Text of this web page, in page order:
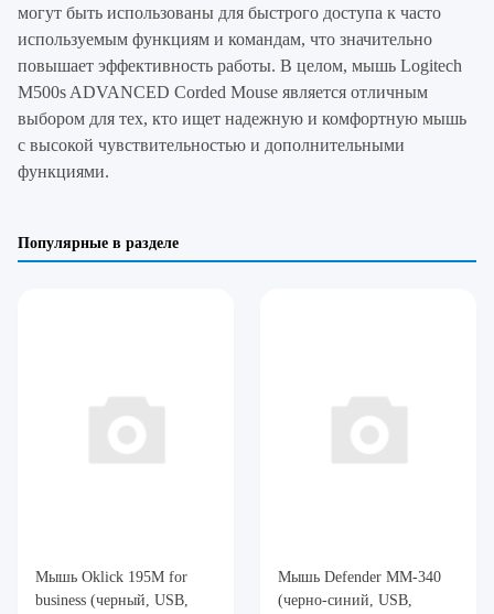
могут быть использованы для быстрого доступа к часто
используемым функциям и командам, что значительно
повышает эффективность работы. В целом, мышь Logitech
M500s ADVANCED Corded Mouse является отличным
выбором для тех, кто ищет надежную и комфортную мышь
с высокой чувствительностью и дополнительными
функциями.
Популярные в разделе
Мышь Oklick 195M for
business (черный, USB,
Мышь Defender ММ-340
(черно-синий, USB,